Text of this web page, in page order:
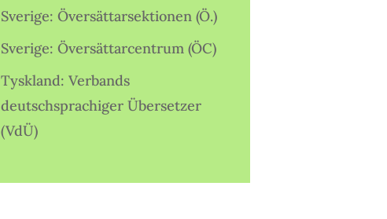
Sverige: Översättarsektionen (Ö.)
Sverige: Översättarcentrum (ÖC)
Tyskland: Verbands
deutschsprachiger Übersetzer
(VdÜ)